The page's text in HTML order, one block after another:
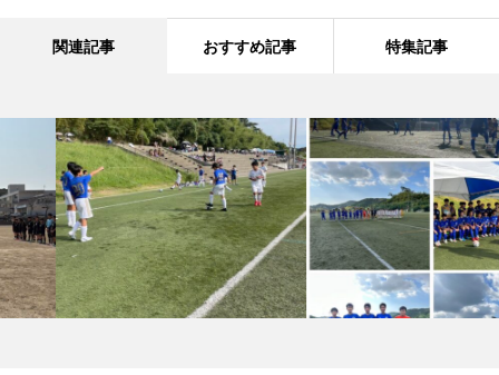
関連記事 おすすめ記事 特集記事